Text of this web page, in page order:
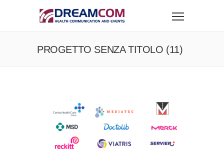
PROGETTO SENZA TITOLO (11)